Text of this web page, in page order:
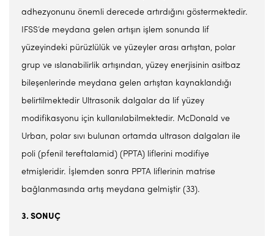
adhezyonunu önemli derecede artırdığını göstermektedir.
IFSS’de meydana gelen artışın işlem sonunda lif
yüzeyindeki pürüzlülük ve yüzeyler arası artıştan, polar
grup ve ıslanabilirlik artışından, yüzey enerjisinin asitbaz
bileşenlerinde meydana gelen artıştan kaynaklandığı
belirtilmektedir Ultrasonik dalgalar da lif yüzey
modifikasyonu için kullanılabilmektedir. McDonald ve
Urban, polar sıvı bulunan ortamda ultrason dalgaları ile
poli (pfenil tereftalamid) (PPTA) liflerini modifiye
etmişleridir. İşlemden sonra PPTA liflerinin matrise
bağlanmasında artış meydana gelmiştir (33).
3. SONUÇ